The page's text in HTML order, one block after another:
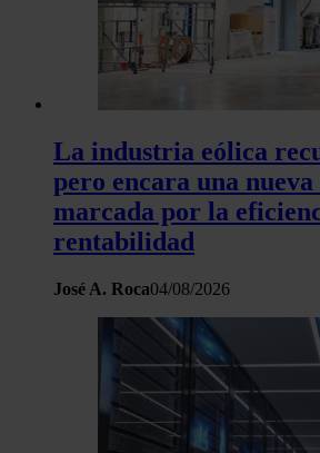
La industria eólica
pero encara una nueva
marcada por la
rentabilidad
José A. Roca04/08/2026